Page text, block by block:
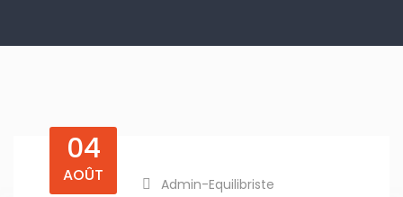
04
AOÛT
Admin-Equilibriste